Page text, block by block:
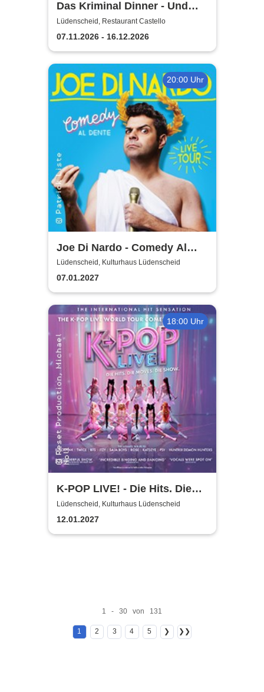
Das Kriminal Dinner - Und
raus bist du
Lüdenscheid, Restaurant Castello
07.11.2026 - 16.12.2026
20:00 Uhr
Joe Di Nardo - Comedy Al
Dente
Lüdenscheid, Kulturhaus Lüdenscheid
07.01.2027
18:00 Uhr
K-POP LIVE! - Die Hits. Die
Moves. Die Show.
Lüdenscheid, Kulturhaus Lüdenscheid
12.01.2027
1 - 30 von 131
1 2 3 4 5 ❯ ❯❯